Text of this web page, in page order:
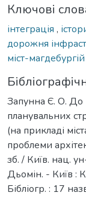
Ключові
інтеграція ,
дорожня
міст-магдебургій
Запунна Є. О. До
планувальних
(на прикладі
проблеми
зб. / Київ. нац.
Дьомін. - Київ :
Бібліогр. : 17